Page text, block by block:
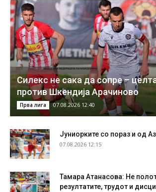
Силекс не сака да сопре –
против Шкендија Арачиново
Прва лига 07.08.2026 12:40
Јуниорките со пораз и од
07.08.2026 12:15
Тамара Атанасова: Не
резултатите, трудот и